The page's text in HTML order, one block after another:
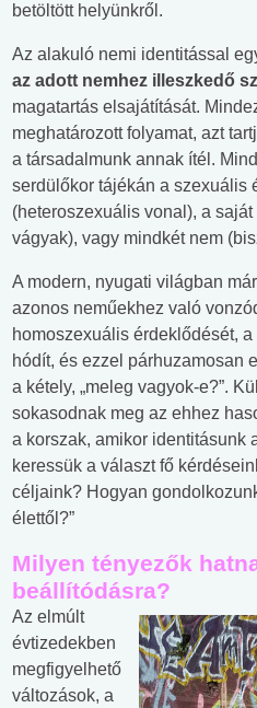
betöltött helyünkről.
Az alakuló nemi identitással
az adott nemhez illeszkedő
magatartás elsajátítását.
meghatározott folyamat, azt
a társadalmunk annak ítél.
serdülőkor tájékán a szexuális
(heteroszexuális vonal), a
vágyak), vagy mindkét nem
A modern, nyugati világban
azonos neműekhez való
homoszexuális érdeklődését, a
hódít, és ezzel párhuzamosan
a kétely, „meleg vagyok-e?”.
sokasodnak meg az ehhez
a korszak, amikor identitásunk
keressük a választ fő
céljaink? Hogyan
élettől?”
Milyen tényezők
beállítódásra?
Az elmúlt
évtizedekben
megfigyelhető
változások, a